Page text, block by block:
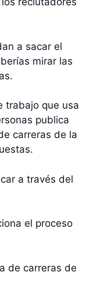
a sacar el
mirar las
trabajo que usa
publica
carreras de la
a través del
el proceso
de carreras de